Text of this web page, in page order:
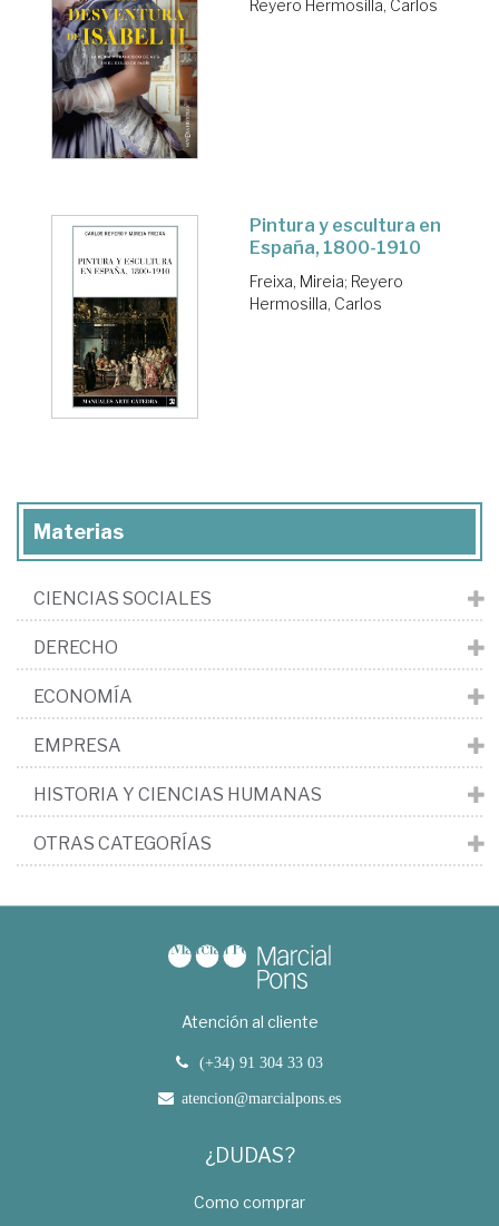
Reyero Hermosilla, Carlos
Pintura y escultura en
España, 1800-1910
Freixa, Mireia; Reyero
Hermosilla, Carlos
Materias
CIENCIAS SOCIALES
DERECHO
ECONOMÍA
EMPRESA
HISTORIA Y CIENCIAS HUMANAS
OTRAS CATEGORÍAS
Atención al cliente
(+34) 91 304 33 03
atencion@marcialpons.es
¿DUDAS?
Como comprar